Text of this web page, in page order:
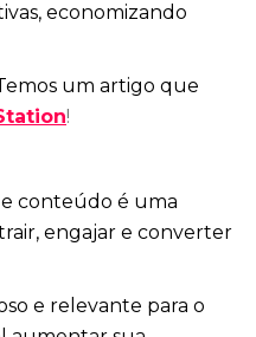
economizando
um artigo que
!
conteúdo é uma
engajar e converter
e relevante para o